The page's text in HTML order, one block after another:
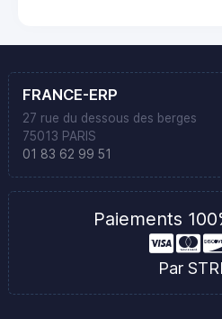
FRANCE-ERP
27 rue du dessous des berges
75013 PARIS
01 83 62 99 51
Paiements
Par